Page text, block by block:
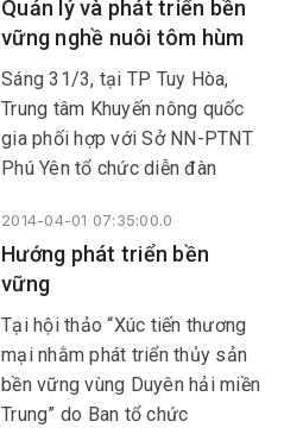
Festival Thủy sản Việt Nam -
Phú Yên 2014.
Quản lý và phát triển bền
vững nghề nuôi tôm hùm
Sáng 31/3, tại TP Tuy Hòa,
Trung tâm Khuyến nông quốc
gia phối hợp với Sở NN-PTNT
Phú Yên tổ chức diễn đàn
với chuyên đề Quản lý và phát
triển bền vững nghề nuôi tôm
hùm tại các tỉnh Duyên hải
miền Trung.
2014-04-01 07:35:00.0
Hướng phát triển bền
vững
Tại hội thảo “Xúc tiến thương
mại nhằm phát triển thủy sản
bền vững vùng Duyên hải miền
Trung” do Ban tổ chức